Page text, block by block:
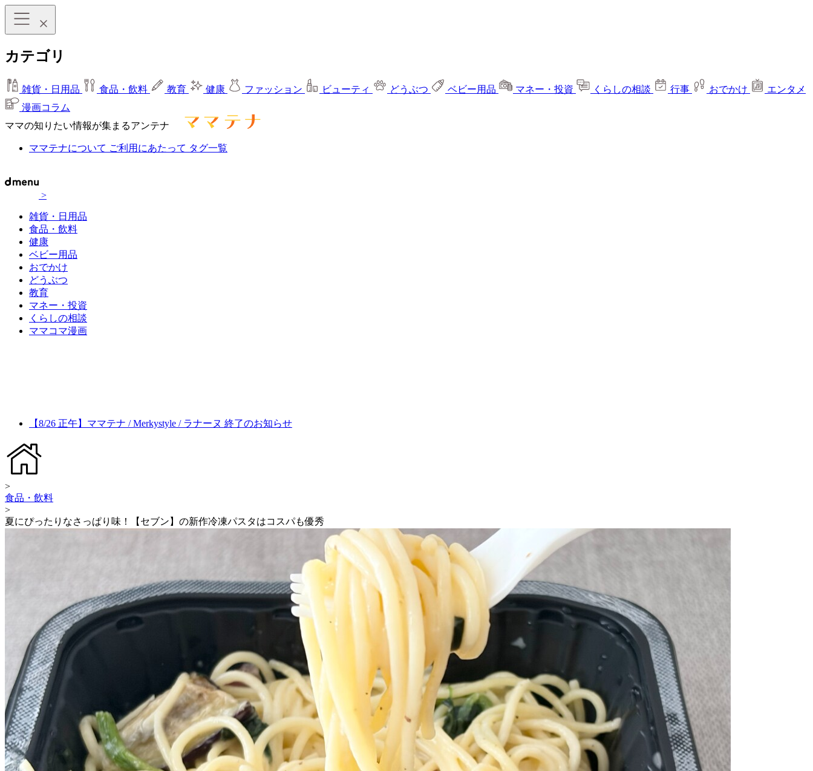
カテゴリ
雑貨・日用品 食品・飲料 教育 健康 ファッション ビューティ どうぶつ ベビー用品 マネー・投資 くらしの相談 行事 おでかけ
エンタメ
漫画コラム
ママの知りたい情報が集まるアンテナ
ママテナについて ご利用にあたって タグ一覧
>
雑貨・日用品
食品・飲料
健康
ベビー用品
おでかけ
どうぶつ
教育
マネー・投資
くらしの相談
ママコマ漫画
【8/26 正午】ママテナ / Merkystyle / ラナーヌ 終了のお知らせ
>
食品・飲料
>
夏にぴったりなさっぱり味！【セブン】の新作冷凍パスタはコスパも優秀